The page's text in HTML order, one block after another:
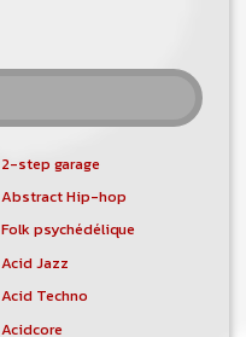
2-step garage
Abstract Hip-hop
Folk psychédélique
Acid Jazz
Acid Techno
Acidcore